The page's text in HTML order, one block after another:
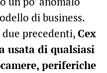
di business.
precedenti,Cex
usata di qualsiasi
periferiche